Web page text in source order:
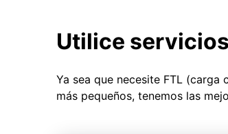
Utilice
Ya sea que necesite FTL
más pequeños, tenemos las